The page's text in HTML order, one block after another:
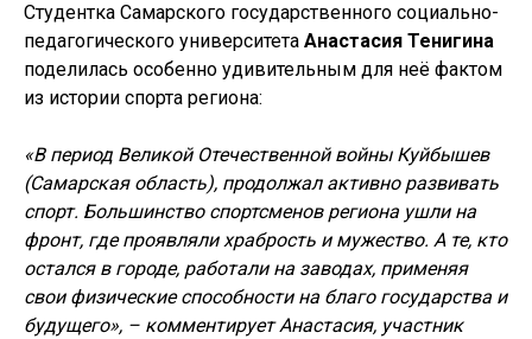
Студентка Самарского государственного социально-
педагогического университета Анастасия Тенигина
поделилась особенно удивительным для неё фактом
из истории спорта региона:
«В период Великой Отечественной войны Куйбышев
(Самарская область), продолжал активно развивать
спорт. Большинство спортсменов региона ушли на
фронт, где проявляли храбрость и мужество. А те, кто
остался в городе, работали на заводах, применяя
свои физические способности на благо государства и
будущего», – комментирует Анастасия, участник